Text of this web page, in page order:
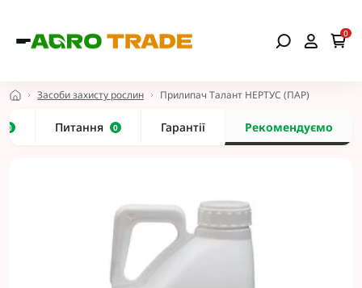
0
Засоби захисту рослин Прилипач Талант НЕРТУС (ПАР)
0 Питання 0 Гарантії Рекомендуємо